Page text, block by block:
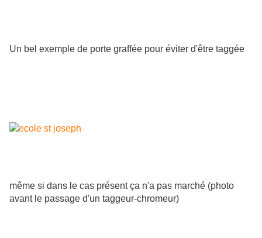
Un bel exemple de porte graffée pour éviter d'être taggée
même si dans le cas présent ça n'a pas marché (photo
avant le passage d'un taggeur-chromeur)